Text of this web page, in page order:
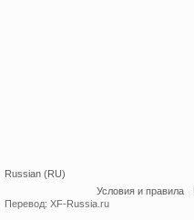
Russian (RU)
Условия и правила
Перевод: XF-Russia.ru